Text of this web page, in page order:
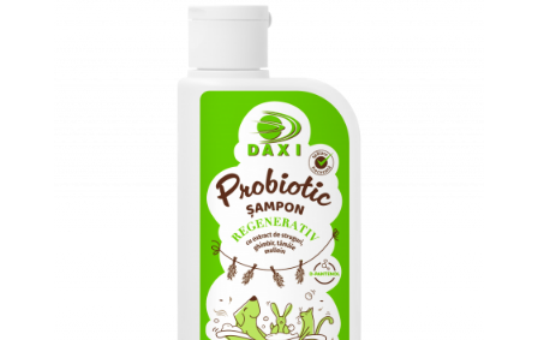
suprafete de lemn si mobila
Detergenti de vase si solutii
Detergenti Rufe & Intretinere